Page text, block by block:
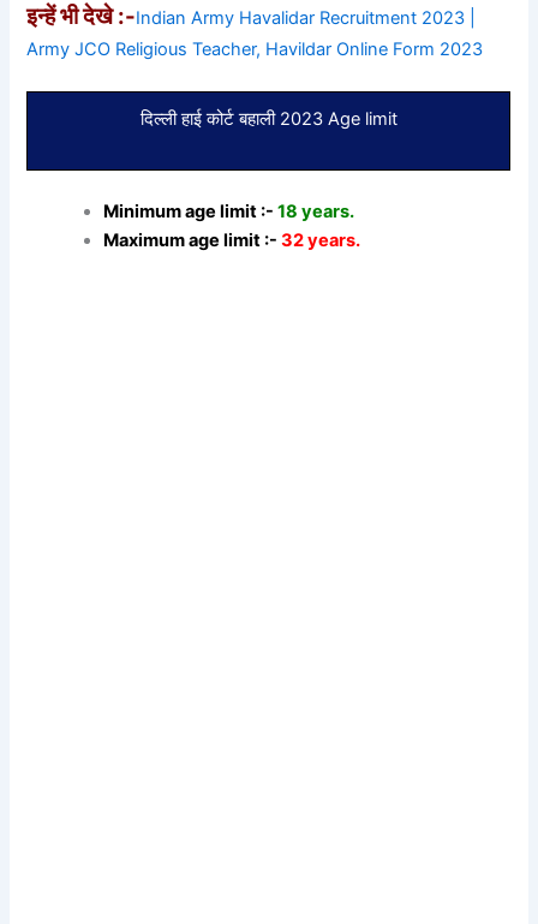
इन्हें भी देखे :-Indian Army Havalidar Recruitment 2023 |
Army JCO Religious Teacher, Havildar Online Form 2023
दिल्ली हाई कोर्ट बहाली 2023 Age limit
Minimum age limit :- 18 years.
Maximum age limit :-32 years.